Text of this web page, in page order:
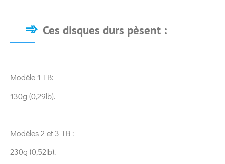
Ces disques durs pèsent :
Modèle 1 TB:
130g (0,29lb).
Modèles 2 et 3 TB :
230g (0,52lb).